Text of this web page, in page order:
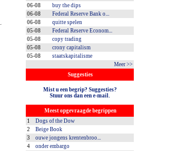
06-08
buy the dips
06-08
Federal Reserve Bank o...
06-08
quitte spelen
05-08
Federal Reserve Econom...
05-08
copy trading
05-08
crony capitalism
05-08
staatskapitalisme
Meer >>
Suggesties
Mist u een begrip? Suggesties?
Stuur ons dan een e-mail.
Meest opgevraagde begrippen
1
Dogs of the Dow
2
Beige Book
3
ouwe jongens krentenbroo...
4
onder embargo